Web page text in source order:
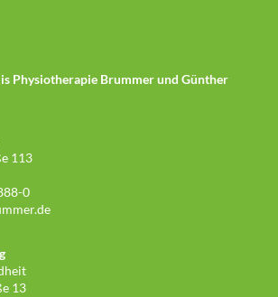
Physiotherapie Brummer und Günther
113
0
13